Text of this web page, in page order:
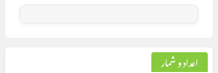
اعداد و شمار